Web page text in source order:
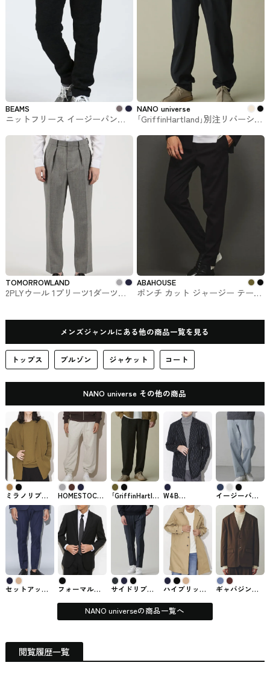
BEAMS
ニットフリース イージーパンツ
NANO universe
｢GriffinHartland｣別注リバーシブ
TOMORROWLAND
2PLYウール 1プリーツ1ダーツパ
ABAHOUSE
ポンチ カット ジャージー テーパ
メンズジャンルにある他の商品一覧を見る
トップス ブルゾン ジャケット コート
NANO universe その他の商品
ミラノリブジ
ャケット
NANO universe
#ジャケット
HOMESTOCK
微起毛裏毛
2WAYスウェッ
トパンツ
NANO universe
#ボトム
｢GriffinHartland｣
別注イージー
パンツ NANO
universe #ボト
W4B
COMFORT
LOOSEN
JACKET
NANO universe
#ジャケット
イージーバギ
ーパンツ
NANO universe
#ボトム
セットアップ
SOLOTEX(R)
フォーマルブ
ラックジャケ
ット NANO
universe #ジャ
サイドリブス
トレッチイー
ジーパンツ
NANO universe
#ボトム
ハイブリッド
ステンカラー
コート NANO
universe #コー
ト
ギャバジンノ
ーカラージャ
NANO universeの商品一覧へ
閲覧履歴一覧